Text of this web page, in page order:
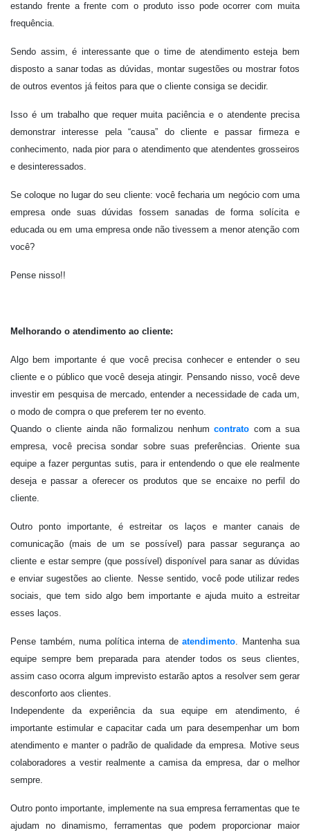
estando frente a frente com o produto isso pode ocorrer com muita
frequência.
Sendo assim, é interessante que o time de atendimento esteja bem
disposto a sanar todas as dúvidas, montar sugestões ou mostrar fotos
de outros eventos já feitos para que o cliente consiga se decidir.
Isso é um trabalho que requer muita paciência e o atendente precisa
demonstrar interesse pela “causa” do cliente e passar firmeza e
conhecimento, nada pior para o atendimento que atendentes grosseiros
e desinteressados.
Se coloque no lugar do seu cliente: você fecharia um negócio com uma
empresa onde suas dúvidas fossem sanadas de forma solícita e
educada ou em uma empresa onde não tivessem a menor atenção com
você?
Pense nisso!!
Melhorando o atendimento ao cliente:
Algo bem importante é que você precisa conhecer e entender o seu
cliente e o público que você deseja atingir. Pensando nisso, você deve
investir em pesquisa de mercado, entender a necessidade de cada um,
o modo de compra o que preferem ter no evento.
Quando o cliente ainda não formalizou nenhumcontrato com a sua
empresa, você precisa sondar sobre suas preferências. Oriente sua
equipe a fazer perguntas sutis, para ir entendendo o que ele realmente
deseja e passar a oferecer os produtos que se encaixe no perfil do
cliente.
Outro ponto importante, é estreitar os laços e manter canais de
comunicação (mais de um se possível) para passar segurança ao
cliente e estar sempre (que possível) disponível para sanar as dúvidas
e enviar sugestões ao cliente. Nesse sentido, você pode utilizar redes
sociais, que tem sido algo bem importante e ajuda muito a estreitar
esses laços.
Pense também, numa política interna de atendimento. Mantenha sua
equipe sempre bem preparada para atender todos os seus clientes,
assim caso ocorra algum imprevisto estarão aptos a resolver sem gerar
desconforto aos clientes.
Independente da experiência da sua equipe em atendimento, é
importante estimular e capacitar cada um para desempenhar um bom
atendimento e manter o padrão de qualidade da empresa. Motive seus
colaboradores a vestir realmente a camisa da empresa, dar o melhor
sempre.
Outro ponto importante, implemente na sua empresa ferramentas que te
ajudam no dinamismo, ferramentas que podem proporcionar maior